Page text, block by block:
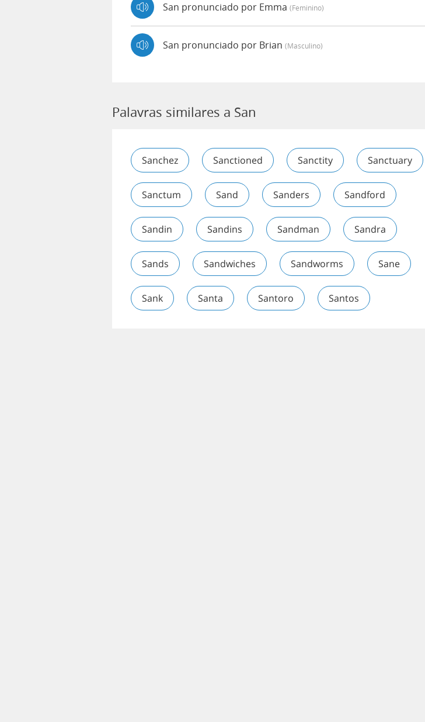
San pronunciado por Emma (feminino)
San pronunciado por Brian (masculino)
Palavras similares a San
Sanchez Sanctioned Sanctity Sanctuary
Sanctum Sand Sanders Sandford
Sandin Sandins Sandman Sandra
Sands Sandwiches Sandworms Sane
Sank Santa Santoro Santos